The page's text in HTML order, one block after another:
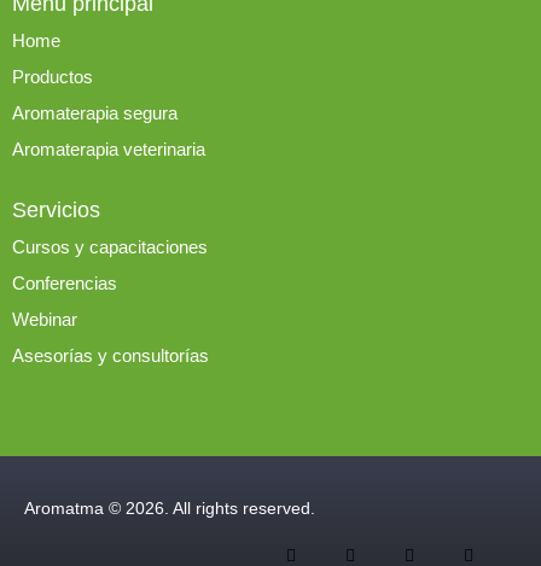
Home
Productos
Aromaterapia segura
Aromaterapia veterinaria
Servicios
Cursos y capacitaciones
Conferencias
Webinar
Asesorías y consultorías
Aromatma © 2026. All rights reserved.